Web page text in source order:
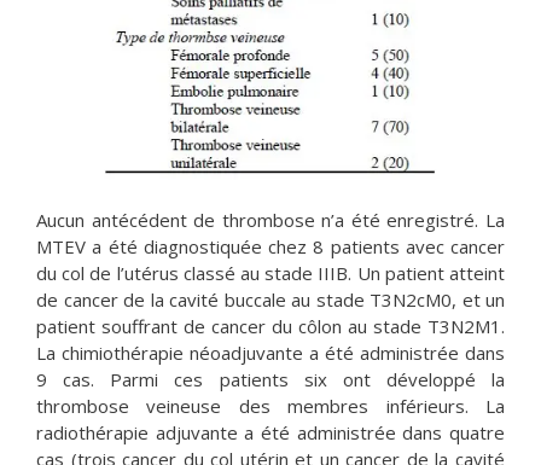
Aucun antécédent de thrombose n’a été enregistré. La
MTEV a été diagnostiquée chez 8 patients avec cancer
du col de l’utérus classé au stade IIIB. Un patient atteint
de cancer de la cavité buccale au stade T3N2cM0, et un
patient souffrant de cancer du côlon au stade T3N2M1.
La chimiothérapie néoadjuvante a été administrée dans
9 cas. Parmi ces patients six ont développé la
thrombose veineuse des membres inférieurs. La
radiothérapie adjuvante a été administrée dans quatre
cas (trois cancer du col utérin et un cancer de la cavité